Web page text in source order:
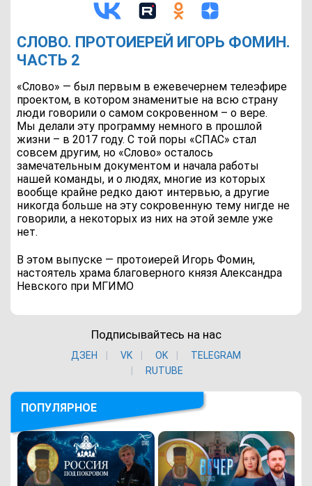
СЛОВО. ПРОТОИЕРЕЙ ИГОРЬ ФОМИН.
ЧАСТЬ 2
«Слово» — был первым в ежевечернем телеэфире
проектом, в котором знаменитые на всю страну
люди говорили о самом сокровенном – о вере.
Мы делали эту программу немного в прошлой
жизни – в 2017 году. С той поры «СПАС» стал
совсем другим, но «Слово» осталось
замечательным документом и начала работы
нашей команды, и о людях, многие из которых
вообще крайне редко дают интервью, а другие
никогда больше на эту сокровенную тему нигде не
говорили, а некоторых из них на этой земле уже
нет.
В этом выпуске — протоиерей Игорь Фомин,
настоятель храма благоверного князя Александра
Невского при МГИМО
Подписывайтесь на нас
ДЗЕН VK ОK
TELEGRAM
RUTUBE
ПОПУЛЯРНОЕ